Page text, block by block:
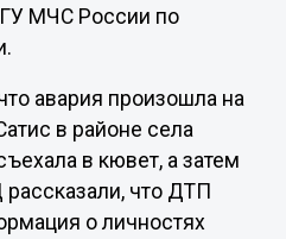
МЧС России по
авария произошла на
в районе села
в кювет, а затем
что ДТП
о личностях